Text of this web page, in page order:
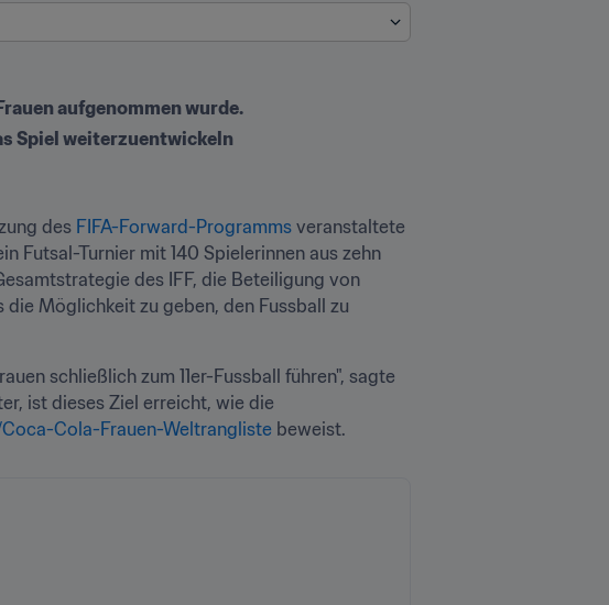
aufgenommen wurde.
Spiel weiterzuentwickeln
des FIFA-Forward-Programms veranstaltete
Futsal-Turnier mit 140 Spielerinnen aus zehn
des IFF, die Beteiligung von
die Möglichkeit zu geben, den Fussball zu
schließlich zum 11er-Fussball führen", sagte
ist dieses Ziel erreicht, wie die
Cola-Frauen-Weltrangliste beweist.